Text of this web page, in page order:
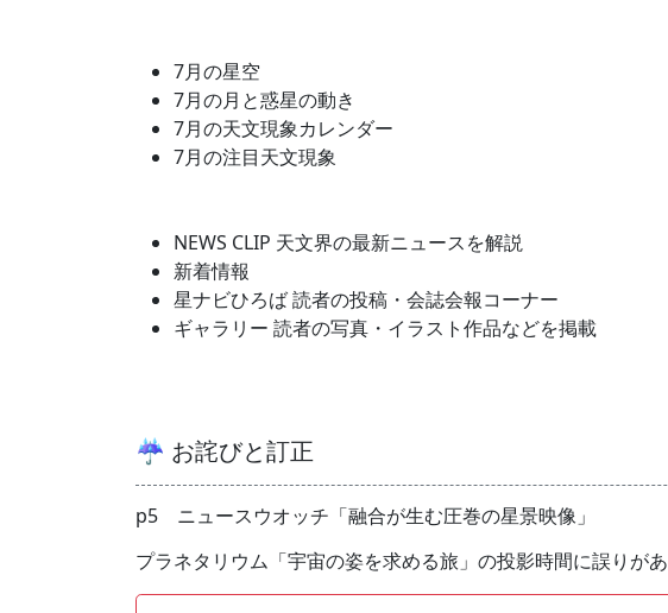
7月の星空
7月の月と惑星の動き
7月の天文現象カレンダー
7月の注目天文現象
NEWS CLIP 天文界の最新ニュースを解説
新着情報
星ナビひろば 読者の投稿・会誌会報コーナー
ギャラリー 読者の写真・イラスト作品などを掲載
☔ お詫びと訂正
p5 ニュースウオッチ「融合が生む圧巻の星景映像」
プラネタリウム「宇宙の姿を求める旅」の投影時間に誤りがあ